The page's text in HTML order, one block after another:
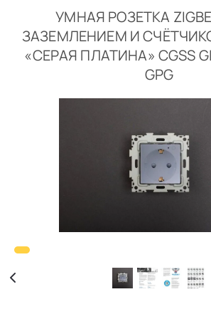
УМНАЯ РОЗЕТКА
ЗАЗЕМЛЕНИЕМ И
«СЕРАЯ ПЛАТИНА» CGSS
GPG